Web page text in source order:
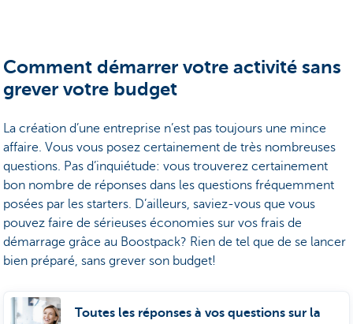
Comment démarrer votre activité sans
grever votre budget
La création d’une entreprise n’est pas toujours une mince
affaire. Vous vous posez certainement de très nombreuses
questions. Pas d’inquiétude: vous trouverez certainement
bon nombre de réponses dans les questions fréquemment
posées par les starters. D’ailleurs, saviez-vous que vous
pouvez faire de sérieuses économies sur vos frais de
démarrage grâce au Boostpack? Rien de tel que de se lancer
bien préparé, sans grever son budget!
Toutes les réponses à vos questions sur la